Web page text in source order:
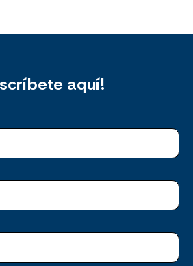
aquí!